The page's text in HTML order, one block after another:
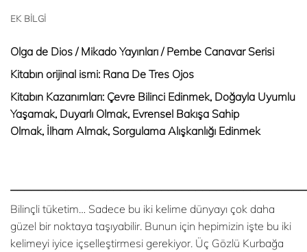
EK BILGI
Olga de Dios / Mikado Yayınları / Pembe Canavar Serisi
Kitabın orijinal ismi: Rana De Tres Ojos
Kitabın Kazanımları: Çevre Bilinci Edinmek, Doğayla Uyumlu
Yaşamak, Duyarlı Olmak, Evrensel Bakışa Sahip
Olmak, İlham Almak, Sorgulama Alışkanlığı Edinmek
Bilinçli tüketim… Sadece bu iki kelime dünyayı çok daha
güzel bir noktaya taşıyabilir. Bunun için hepimizin işte bu iki
kelimeyi iyice içselleştirmesi gerekiyor. Üç Gözlü Kurbağa